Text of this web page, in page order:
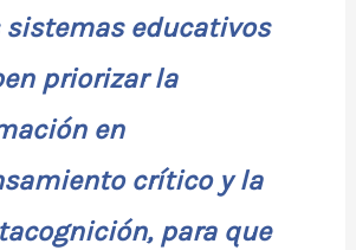
sistemas educativos
priorizar la
en
crítico y la
para que